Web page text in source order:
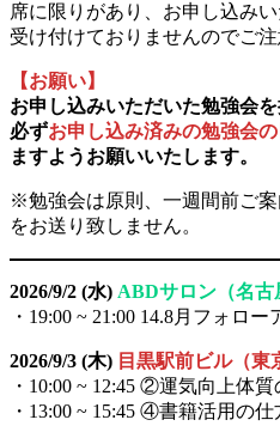
席に限りがあり、お申し込み
受け付けておりませんのでご注
【お願い】
お申し込みいただいた勉強会
必ずお申し込み済みの勉強会
ますようお願いいたします。
※勉強会は原則、一週間前ご
をお送り致しません。
2026/9/2 (水) ABDサロン（名古
・19:00 ~ 21:00 14.8月フォロ
2026/9/3 (木) 目黒駅前ビル（東
・10:00 ~ 12:45 ②運気向上体
・13:00 ~ 15:45 ④書籍活用の